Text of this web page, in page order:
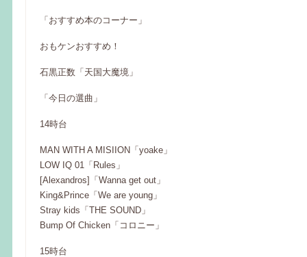
「おすすめ本のコーナー」
おもケンおすすめ！
石黒正数「天国大魔境」
「今日の選曲」
14時台
MAN WITH A MISIION「yoake」
LOW IQ 01「Rules」
[Alexandros]「Wanna get out」
King&Prince「We are young」
Stray kids「THE SOUND」
Bump Of Chicken「コロニー」
15時台